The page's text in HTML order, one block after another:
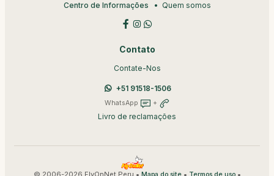
Centro de Informações Quem somos
Contato
Contate-Nos
+51 91518-1506
WhatsApp +
Livro de reclamações
© 2006-2026 FlyOnNet Peru • • •